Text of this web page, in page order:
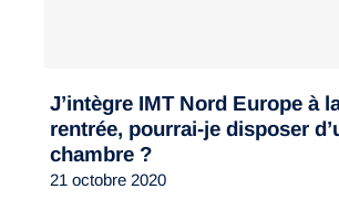
J’intègre IMT Nord Europe à
rentrée, pourrai-je disposer
chambre ?
21 octobre 2020